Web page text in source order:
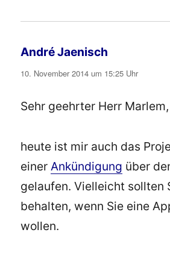
André Jaenisch
10. November 2014 um 15:25 Uhr
Sehr geehrter Herr Marlem,
heute ist mir auch das
einer Ankündigung über
gelaufen. Vielleicht sollten
behalten, wenn Sie eine
wollen.